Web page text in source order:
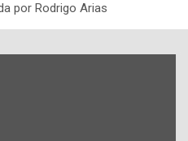
por Rodrigo Arias